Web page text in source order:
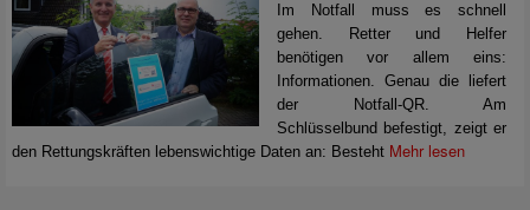
Im Notfall muss es schnell
gehen. Retter und Helfer
benötigen vor allem eins:
Informationen. Genau die liefert
der Notfall-QR. Am
Schlüsselbund befestigt, zeigt er
den Rettungskräften lebenswichtige Daten an: Besteht Mehr lesen